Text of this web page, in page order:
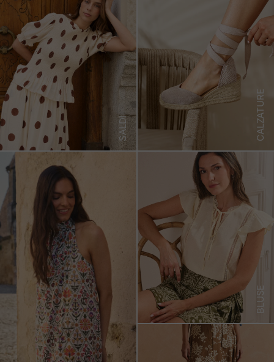
SALDI CALZATURE
BLUSE